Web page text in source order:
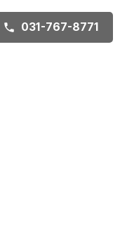
031-767-8771